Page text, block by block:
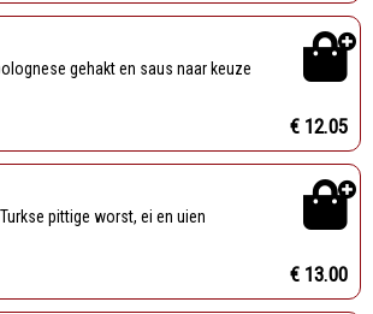
gehakt en saus naar keuze
€ 12.05
pittige worst, ei en uien
€ 13.00